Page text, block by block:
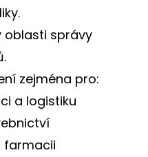
oblasti správy
zejména pro:
a logistiku
farmacii